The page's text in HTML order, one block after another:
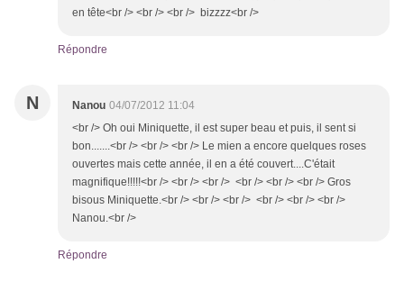
en tête<br /> <br /> <br /> bizzzz<br />
Répondre
N Nanou 04/07/2012 11:04
<br /> Oh oui Miniquette, il est super beau et puis, il sent si
bon.......<br /> <br /> <br /> Le mien a encore quelques roses
ouvertes mais cette année, il en a été couvert....C'était
magnifique!!!!!<br /> <br /> <br /> <br /> <br /> <br /> Gros
bisous Miniquette.<br /> <br /> <br /> <br /> <br /> <br />
Nanou.<br />
Répondre